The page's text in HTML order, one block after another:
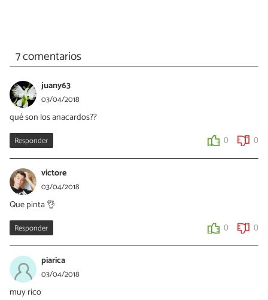
7 comentarios
juany63
03/04/2018
qué son los anacardos??
Responder 0 0
victore
03/04/2018
Que pinta 👌
Responder 0 0
piarica
03/04/2018
muy rico